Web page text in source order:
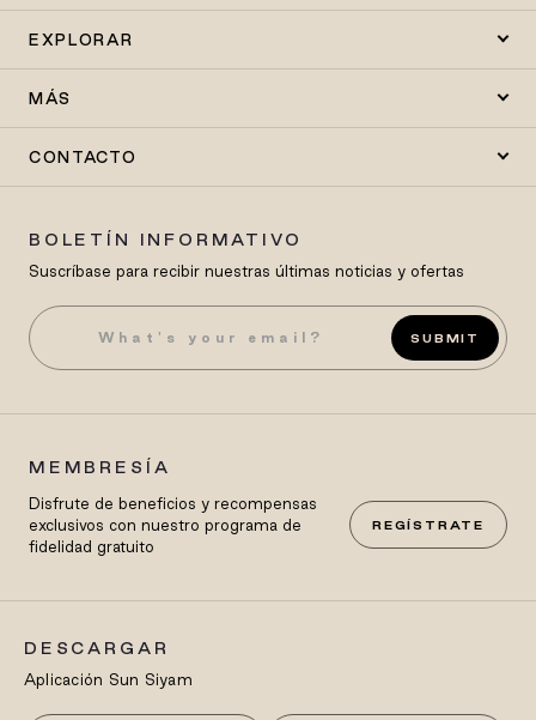
EXPLORAR
MÁS
CONTACTO
BOLETÍN INFORMATIVO
Suscríbase para recibir nuestras últimas noticias y ofertas
SUBMIT
MEMBRESÍA
Disfrute de beneficios y recompensas
exclusivos con nuestro programa de
fidelidad gratuito
REGÍSTRATE
DESCARGAR
Aplicación Sun Siyam